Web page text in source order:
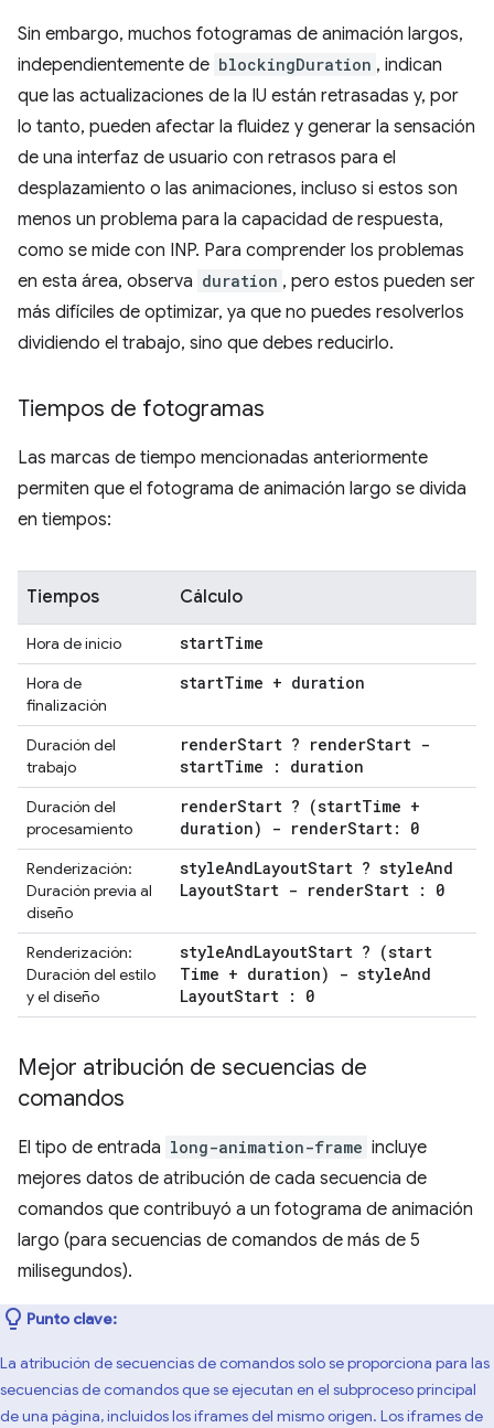
Sin embargo, muchos fotogramas de animación largos,
independientemente de blockingDuration , indican
que las actualizaciones de la IU están retrasadas y, por
lo tanto, pueden afectar la fluidez y generar la sensación
de una interfaz de usuario con retrasos para el
desplazamiento o las animaciones, incluso si estos son
menos un problema para la capacidad de respuesta,
como se mide con INP. Para comprender los problemas
en esta área, observa duration , pero estos pueden ser
más difíciles de optimizar, ya que no puedes resolverlos
dividiendo el trabajo, sino que debes reducirlo.
Tiempos de fotogramas
Las marcas de tiempo mencionadas anteriormente
permiten que el fotograma de animación largo se divida
en tiempos:
Tiempos Cálculo
Hora de inicio startTime
Hora de
finalización
startTime + duration
Duración del
trabajo
renderStart ? renderStart -
startTime : duration
Duración del
procesamiento
renderStart ? (startTime +
duration) - renderStart: 0
Renderización:
Duración previa al
diseño
styleAndLayoutStart ? styleAnd
LayoutStart - renderStart : 0
Renderización:
Duración del estilo
y el diseño
styleAndLayoutStart ? (start
Time + duration) - styleAnd
LayoutStart : 0
Mejor atribución de secuencias de
comandos
El tipo de entrada long-animation-frame incluye
mejores datos de atribución de cada secuencia de
comandos que contribuyó a un fotograma de animación
largo (para secuencias de comandos de más de 5
milisegundos).
Punto clave:
La atribución de secuencias de comandos solo se proporciona para las
secuencias de comandos que se ejecutan en el subproceso principal
de una página, incluidos los iframes del mismo origen. Los iframes de